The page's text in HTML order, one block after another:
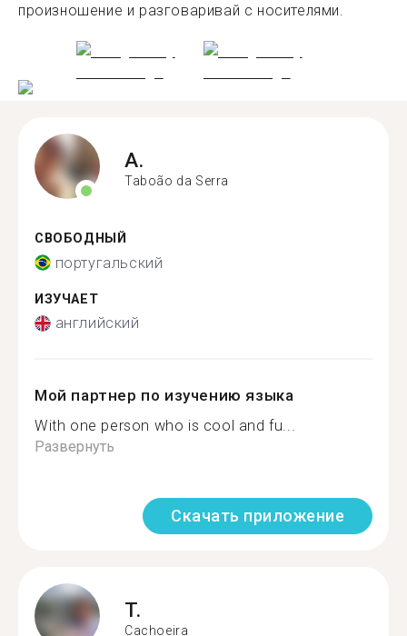
произношение и разговаривай с носителями.
A.
Taboão da Serra
СВОБОДНЫЙ
португальский
ИЗУЧАЕТ
английский
Мой партнер по изучению языка
With one person who is cool and fu...
Развернуть
Скачать приложение
T.
Cachoeira